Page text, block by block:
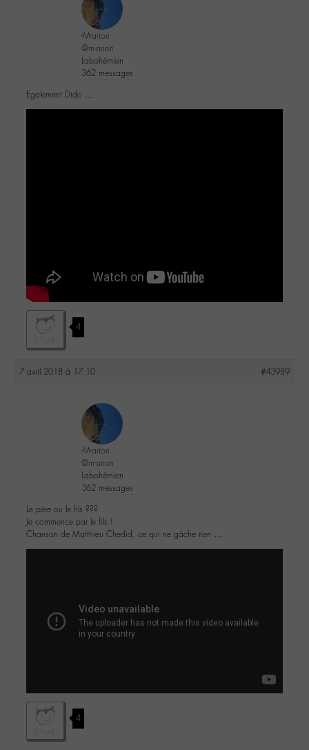
-M-arion
@m-arion
Labohémien
362 messages
Egalement Dido ….
4
7 avril 2018 à 17:10 #43989
-M-arion
@m-arion
Labohémien
362 messages
Le père ou le fils ???
Je commence par le fils !
Chanson de Matthieu Chedid, ce qui ne gâche rien …
4